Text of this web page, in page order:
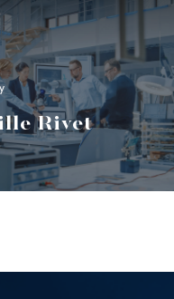
to search or ESC to
Rivet